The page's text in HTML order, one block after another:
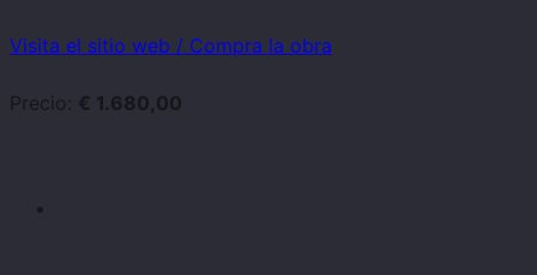
Visita el sitio web / Compra la obra
Precio: € 1.680,00